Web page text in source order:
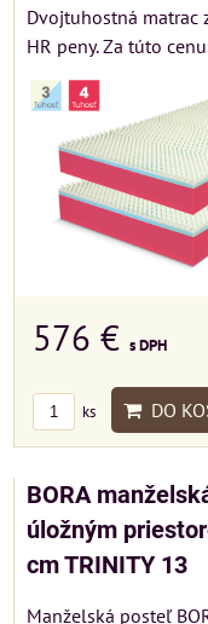
Dvojtuhostná matrac
HR peny. Za túto
576 € s DPH
ks DO
BORA
úložným
cm TRINITY 13
Manželská posteľ